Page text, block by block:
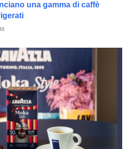
una gamma di caffè